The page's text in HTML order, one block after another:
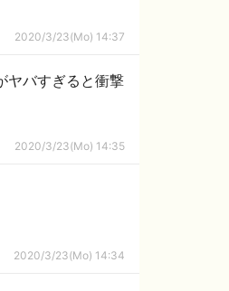
2020/3/23(Mo) 14:37
ヤバすぎると衝撃
2020/3/23(Mo) 14:35
2020/3/23(Mo) 14:34